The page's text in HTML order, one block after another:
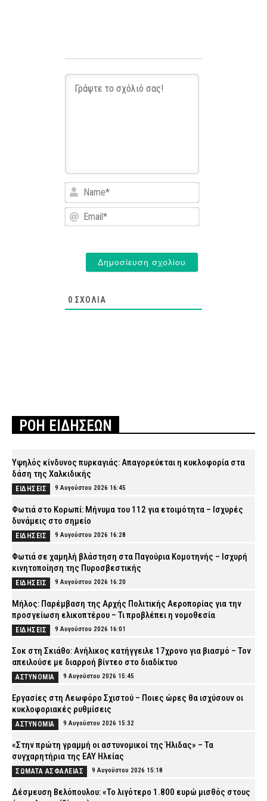
Name*
Email*
0 ΣΧΌΛΙΑ
ΡΟΗ ΕΙΔΗΣΕΩΝ
Υψηλός κίνδυνος πυρκαγιάς: Απαγορεύεται η κυκλοφορία στα
δάση της Χαλκιδικής
ΕΙΔΗΣΕΙΣ 9 Αυγούστου 2026 16:45
Φωτιά στο Κορωπί: Μήνυμα του 112 για ετοιμότητα – Ισχυρές
δυνάμεις στο σημείο
ΕΙΔΗΣΕΙΣ 9 Αυγούστου 2026 16:28
Φωτιά σε χαμηλή βλάστηση στα Παγούρια Κομοτηνής – Ισχυρή
κινητοποίηση της Πυροσβεστικής
ΕΙΔΗΣΕΙΣ 9 Αυγούστου 2026 16:20
Μήλος: Παρέμβαση της Αρχής Πολιτικής Αεροπορίας για την
προσγείωση ελικοπτέρου – Τι προβλέπει η νομοθεσία
ΕΙΔΗΣΕΙΣ 9 Αυγούστου 2026 16:01
Σοκ στη Σκιάθο: Ανήλικος κατήγγειλε 17χρονο για βιασμό – Τον
απειλούσε με διαρροή βίντεο στο διαδίκτυο
ΑΣΤΥΝΟΜΙΑ 9 Αυγούστου 2026 15:45
Εργασίες στη Λεωφόρο Σχιστού – Ποιες ώρες θα ισχύσουν οι
κυκλοφοριακές ρυθμίσεις
ΑΣΤΥΝΟΜΙΑ 9 Αυγούστου 2026 15:32
«Στην πρώτη γραμμή οι αστυνομικοί της Ήλιδας» – Τα
συγχαρητήρια της ΕΑΥ Ηλείας
ΣΩΜΑΤΑ ΑΣΦΑΛΕΙΑΣ 9 Αυγούστου 2026 15:18
Δέσμευση Βελόπουλου: «Το λιγότερο 1.800 ευρώ μισθός στους